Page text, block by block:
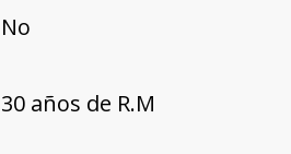
No
30 años de R.M